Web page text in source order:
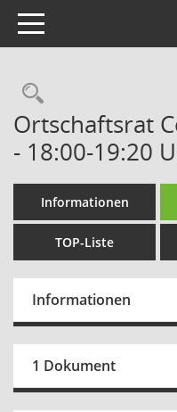
Toggle navigation
Ortschaftsrat
- 18:00-19:20
Informationen
TOP-Liste
Informationen
1 Dokument